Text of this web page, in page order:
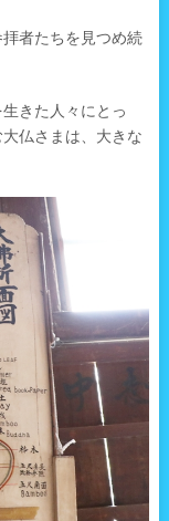
者たちを見つめ続
きた人々にとっ
仏さまは、大きな